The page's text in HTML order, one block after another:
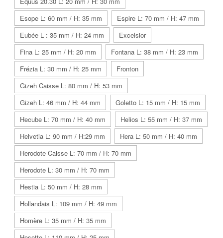
Esope L: 60 mm / H: 35 mm
Espire L: 70 mm / H: 47 mm
Eubée L : 35 mm / H: 24 mm
Excelsior
Fina L: 25 mm / H: 20 mm
Fontana L: 38 mm / H: 23 mm
Frézia L: 30 mm / H: 25 mm
Fronton
Gizeh Caisse L: 80 mm / H: 53 mm
Gizeh L: 46 mm / H: 44 mm
Goletto L: 15 mm / H: 15 mm
Hecube L: 70 mm / H: 40 mm
Helios L: 55 mm / H: 37 mm
Helvetia L: 90 mm / H:29 mm
Hera L: 50 mm / H: 40 mm
Herodote Caisse L: 70 mm / H: 70 mm
Herodote L: 30 mm / H: 70 mm
Hestia L: 50 mm / H: 28 mm
Hollandais L: 109 mm / H: 49 mm
Homère L: 35 mm / H: 35 mm